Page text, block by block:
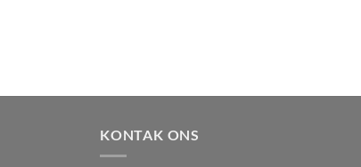
KONTAK ONS